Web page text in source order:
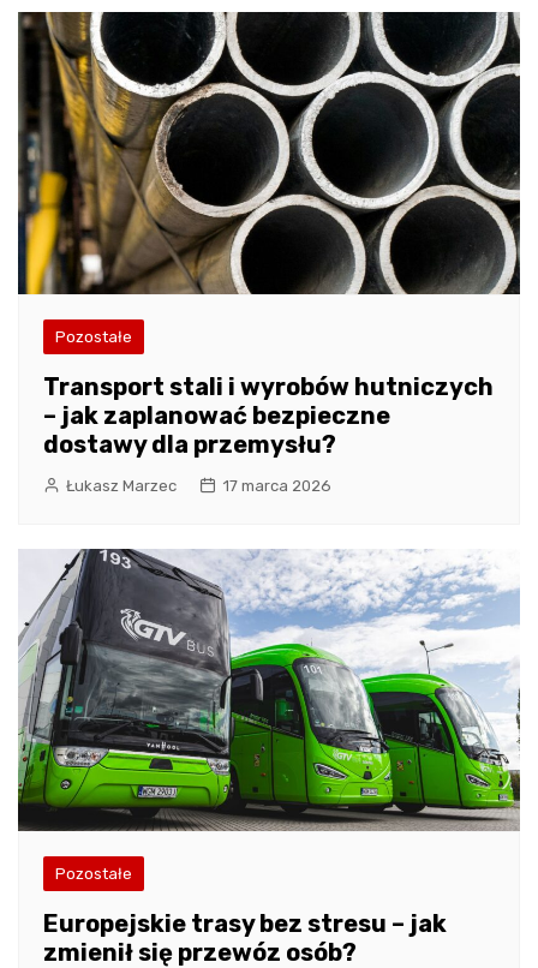
Pozostałe
Transport stali i wyrobów hutniczych
– jak zaplanować bezpieczne
dostawy dla przemysłu?
Łukasz Marzec 17 marca 2026
Pozostałe
Europejskie trasy bez stresu – jak
zmienił się przewóz osób?